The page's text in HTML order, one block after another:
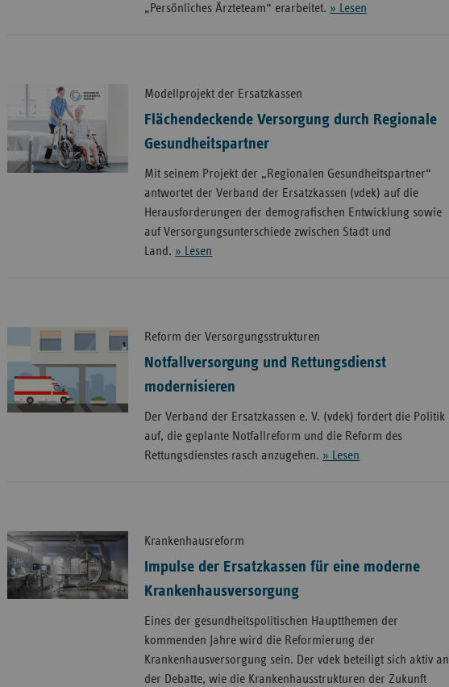
„Persönliches Ärzteteam“ erarbeitet. » Lesen
Modellprojekt der Ersatzkassen
Flächendeckende Versorgung durch Regionale
Gesundheitspartner
Mit seinem Projekt der „Regionalen Gesundheitspartner“
antwortet der Verband der Ersatzkassen (vdek) auf die
Herausforderungen der demografischen Entwicklung sowie
auf Versorgungsunterschiede zwischen Stadt und
Land. » Lesen
Reform der Versorgungsstrukturen
Notfallversorgung und Rettungsdienst
modernisieren
Der Verband der Ersatzkassen e. V. (vdek) fordert die Politik
auf, die geplante Notfallreform und die Reform des
Rettungsdienstes rasch anzugehen. » Lesen
Krankenhausreform
Impulse der Ersatzkassen für eine moderne
Krankenhausversorgung
Eines der gesundheitspolitischen Hauptthemen der
kommenden Jahre wird die Reformierung der
Krankenhausversorgung sein. Der vdek beteiligt sich aktiv an
der Debatte, wie die Krankenhausstrukturen der Zukunft